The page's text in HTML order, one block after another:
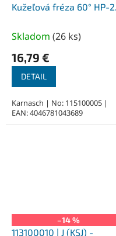
Kužeľová fréza 60° HP-2
povlakované
Skladom (26 ks)
16,79 €
DETAIL
Karnasch | No: 115100005 |
EAN: 4046781043689
–14 %
113100010 | J (KSJ) -